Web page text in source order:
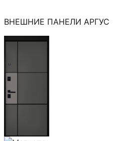
ВНЕШНИЕ ПАНЕЛИ АРГУС